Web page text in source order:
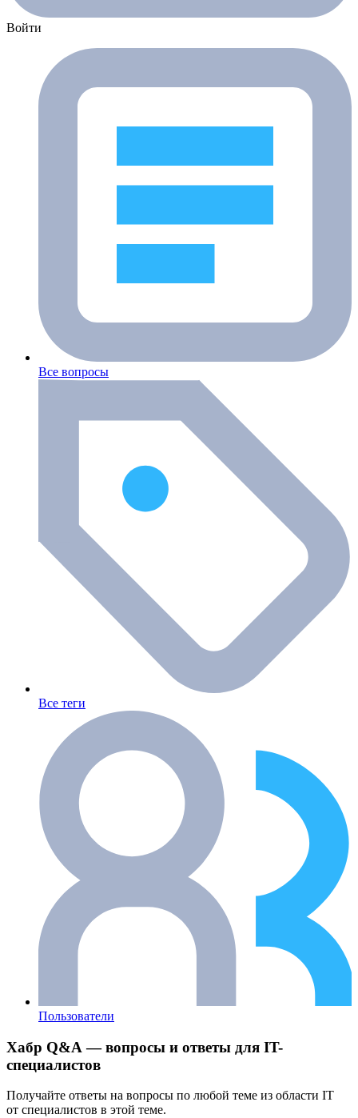
Войти
Все вопросы
Все теги
Пользователи
Хабр Q&A — вопросы и ответы для IT-
специалистов
Получайте ответы на вопросы по любой теме из области IT
от специалистов в этой теме.